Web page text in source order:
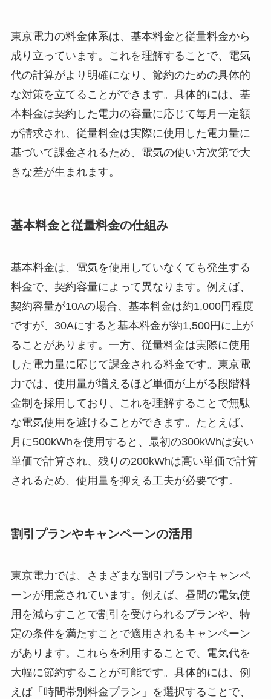
東京電力の料金体系は、基本料金と従量料金から
成り立っています。これを理解することで、電気
代の計算がより明確になり、節約のための具体的
な対策を立てることができます。具体的には、基
本料金は契約した電力の容量に応じて毎月一定額
が請求され、従量料金は実際に使用した電力量に
基づいて課金されるため、電気の使い方次第で大
きな差が生まれます。
基本料金と従量料金の仕組み
基本料金は、電気を使用していなくても発生する
料金で、契約容量によって異なります。例えば、
契約容量が10Aの場合、基本料金は約1,000円程度
ですが、30Aにすると基本料金が約1,500円に上が
ることがあります。一方、従量料金は実際に使用
した電力量に応じて課金される料金です。東京電
力では、使用量が増えるほど単価が上がる段階料
金制を採用しており、これを理解することで無駄
な電気使用を避けることができます。たとえば、
月に500kWhを使用すると、最初の300kWhは安い
単価で計算され、残りの200kWhは高い単価で計算
されるため、使用量を抑える工夫が必要です。
割引プランやキャンペーンの活用
東京電力では、さまざまな割引プランやキャンペ
ーンが用意されています。例えば、昼間の電気使
用を減らすことで割引を受けられるプランや、特
定の条件を満たすことで適用されるキャンペーン
があります。これらを利用することで、電気代を
大幅に節約することが可能です。具体的には、例
えば「時間帯別料金プラン」を選択することで、